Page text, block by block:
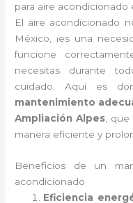
para aire acondicionado
El aire acondicionado
México, ¡es una
funcione
necesitas durante
cuidado. Aquí es
mantenimiento
Ampliación Alpes ,
manera eficiente y
Beneficios de un
acondicionado
Eficiencia